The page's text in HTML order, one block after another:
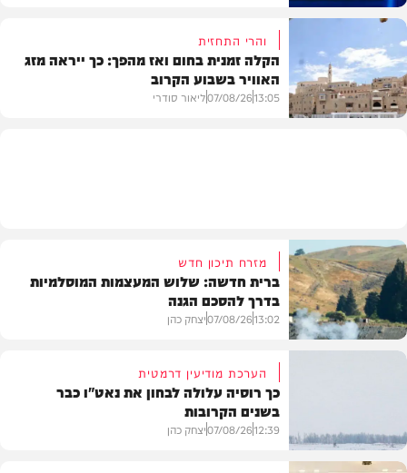
פוליטי
והרי התחזית
הקלה זמנית בחום ואז מהפך: כך ייראה מזג
האוויר בשבוע הקרוב
13:05
07/08/26ליאור סודרי
מזרח תיכון חדש
ברית חדשה: שלוש המעצמות המוסלמיות
בדרך להסכם הגנה
13:02
07/08/26יצחק כהן
הערכת מודיעין דרמטית
כך רוסיה עלולה לבחון את נאט"ו כבר
בשנים הקרובות
12:39
07/08/26יצחק כהן